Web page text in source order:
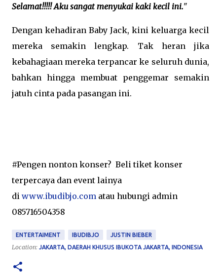
Selamat!!!!! Aku sangat menyukai kaki kecil ini."
Dengan kehadiran Baby Jack, kini keluarga kecil
mereka semakin lengkap. Tak heran jika
kebahagiaan mereka terpancar ke seluruh dunia,
bahkan hingga membuat penggemar semakin
jatuh cinta pada pasangan ini.
#Pengen nonton konser? Beli tiket konser
terpercaya dan event lainya
di www.ibudibjo.com atau hubungi admin
085716504358
ENTERTAIMENT IBUDIBJO JUSTIN BIEBER
Location: JAKARTA, DAERAH KHUSUS IBUKOTA JAKARTA, INDONESIA